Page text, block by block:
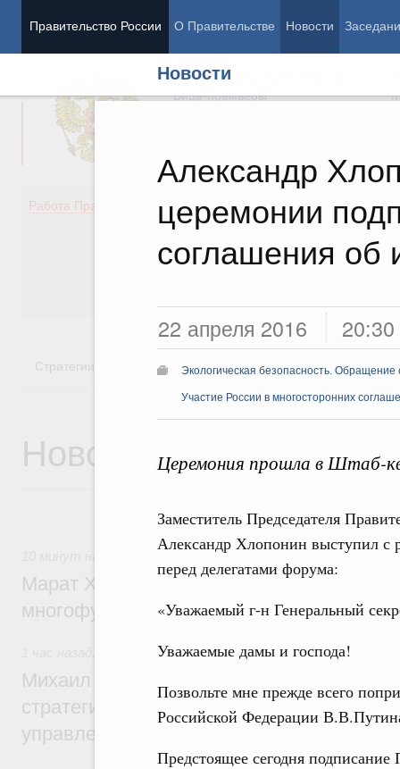
Правительство России О Правительстве Новости
Новости
Александр
церемонии
соглашения об
22 апреля 2016 20:30
Экологическая безопасность. Обращение
Участие России в многосторонних
Церемония прошла в Штаб-
Заместитель Председателя
Александр Хлопонин выступил с
перед делегатами форума:
«Уважаемый г-н Генеральный
Уважаемые дамы и господа!
Позвольте мне прежде всего
Российской Федерации
Предстоящее сегодня
Председатель Правительства
Вице-премьеры
Работа Правительства
Демография
Здоровье
Культура
Стратегии Государственные программы
Новости
Дорожное хозяйство
Марат Хуснуллин: На двух скоростных
многофункциональные зоны дорожного
Технологическое развитие. Инновации
Михаил Мишустин дал поручения по
стратегической сессии о
управления научно-технологическим